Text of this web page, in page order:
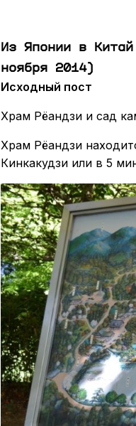
Из Японии в
ноября 2014)
Исходный пост
Храм Рёандзи и сад
Храм Рёандзи
Кинкакудзи или в 5